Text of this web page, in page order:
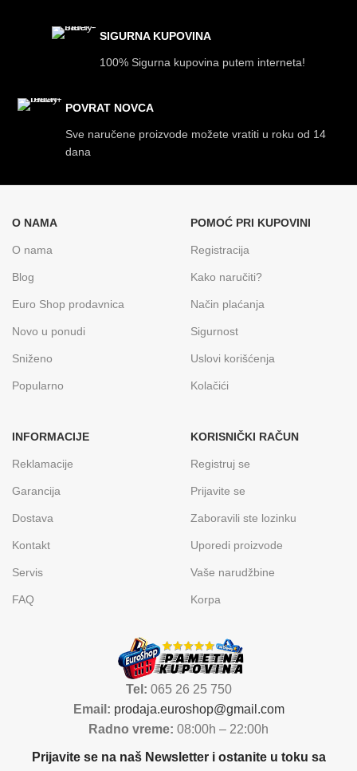
SIGURNA KUPOVINA
100% Sigurna kupovina putem interneta!
POVRAT NOVCA
Sve naručene proizvode možete vratiti u roku od 14
dana
O NAMA
O nama
Blog
Euro Shop prodavnica
Novo u ponudi
Sniženo
Popularno
POMOĆ PRI KUPOVINI
Registracija
Kako naručiti?
Način plaćanja
Sigurnost
Uslovi korišćenja
Kolačići
INFORMACIJE
Reklamacije
Garancija
Dostava
Kontakt
Servis
FAQ
KORISNIČKI RAČUN
Registruj se
Prijavite se
Zaboravili ste lozinku
Uporedi proizvode
Vaše narudžbine
Korpa
Tel: 065 26 25 750
Email: prodaja.euroshop@gmail.com
Radno vreme: 08:00h – 22:00h
Prijavite se na naš Newsletter i ostanite u toku sa